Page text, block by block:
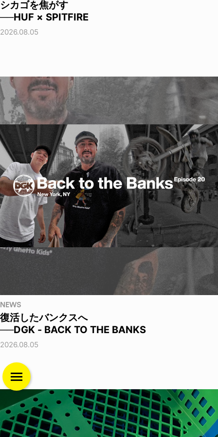
シカゴを焦がす
──HUF × SPITFIRE
2026.08.05
NEWS
復活したバンクスへ
──DGK - BACK TO THE BANKS
2026.08.05